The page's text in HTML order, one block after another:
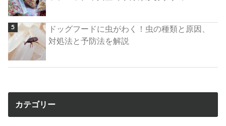
ドッグフードに虫がわく！虫の種類と原因、
対処法と予防法を解説
カテゴリー